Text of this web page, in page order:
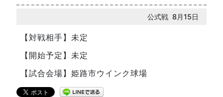
公式戦 8月15日
【対戦相手】未定
【開始予定】未定
【試合会場】姫路市ウインク球場